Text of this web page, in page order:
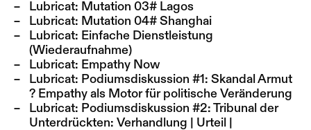
Lubricat: Mutation 03# Lagos
Lubricat: Mutation 04# Shanghai
Lubricat: Einfache Dienstleistung
(Wiederaufnahme)
Lubricat: Empathy Now
Lubricat: Podiumsdiskussion #1: Skandal Armut
? Empathy als Motor für politische Veränderung
Lubricat: Podiumsdiskussion #2: Tribunal der
Unterdrückten: Verhandlung | Urteil |